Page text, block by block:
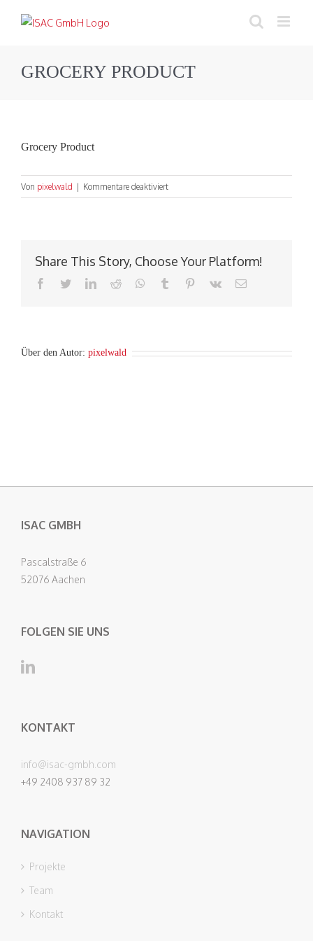
Inhalt
GROCERY PRODUCT
Grocery Product
Von pixelwald | Kommentare deaktiviertfür
Grocery
Share This Story, Choose Your Platform!
Facebook
TwitterLinkedIn
Reddit WhatsApp
Tumblr Pinterest
Vk
E-
Über den Autor: pixelwald
ISAC GMBH
Pascalstraße 6
52076 Aachen
FOLGEN SIE UNS
KONTAKT
info@isac-gmbh.com
+49 2408 937 89 32
NAVIGATION
Projekte
Team
Kontakt